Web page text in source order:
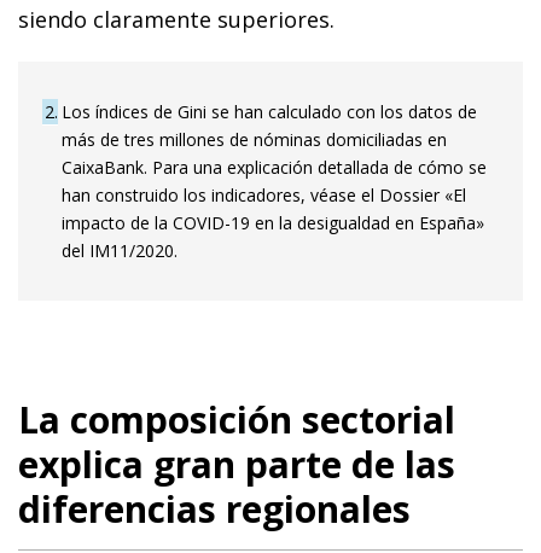
siendo claramente superiores.
2 Los índices de Gini se han calculado con los datos de
más de tres millones de nóminas domiciliadas en
CaixaBank. Para una explicación detallada de cómo se
han construido los indicadores, véase el Dossier «El
impacto de la COVID-19 en la desigualdad en España»
del IM11/2020.
La composición sectorial
explica gran parte de las
diferencias regionales